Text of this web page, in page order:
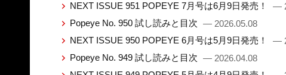
NEXT ISSUE 951 POPEYE 7月号は6月9日発売！
—
Popeye No. 950 試し読みと目次 — 2026.05.08
NEXT ISSUE 950 POPEYE 6月号は5月9日発売！
—
Popeye No. 949 試し読みと目次 — 2026.04.08